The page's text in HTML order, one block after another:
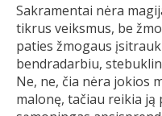
Sakramentai nėra
tikrus veiksmus, be
paties žmogaus
bendradarbiu,
Ne, ne, čia nėra jokios
malonę, tačiau reikia